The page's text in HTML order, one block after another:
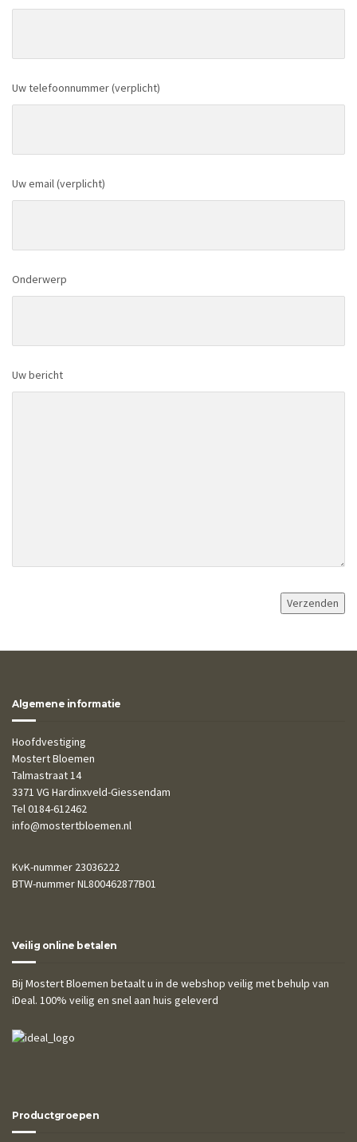
Uw telefoonnummer (verplicht)
Uw email (verplicht)
Onderwerp
Uw bericht
Algemene informatie
Hoofdvestiging
Mostert Bloemen
Talmastraat 14
3371 VG Hardinxveld-Giessendam
Tel 0184-612462
info@mostertbloemen.nl
KvK-nummer 23036222
BTW-nummer NL800462877B01
Veilig online betalen
Bij Mostert Bloemen betaalt u in de webshop veilig met behulp van
iDeal. 100% veilig en snel aan huis geleverd
Productgroepen